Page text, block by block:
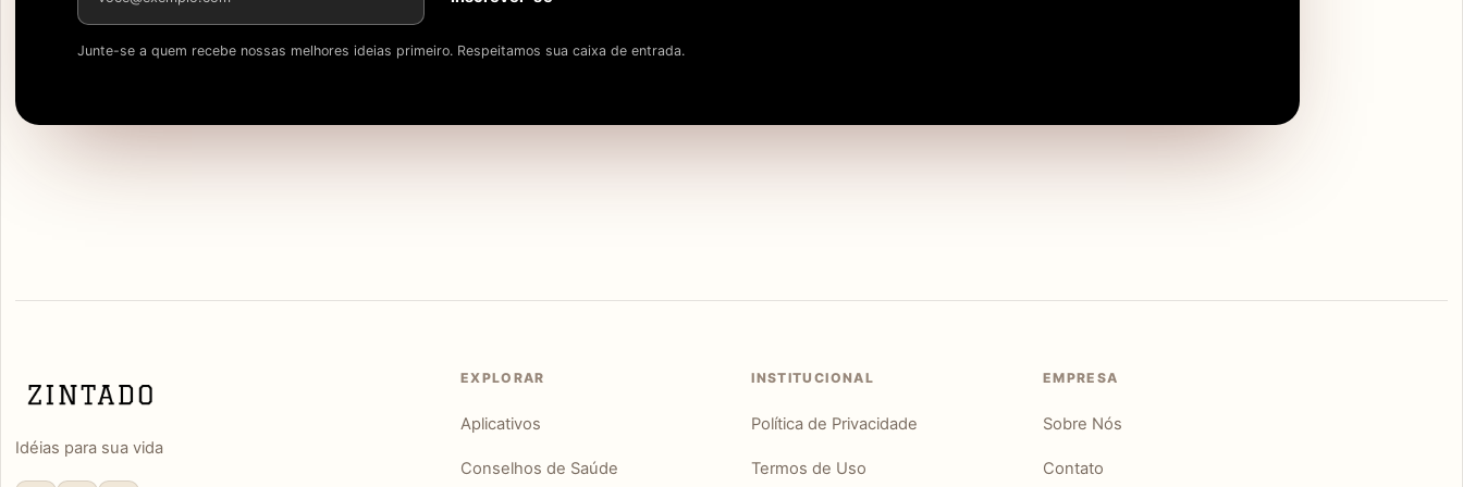
Junte-se a quem recebe nossas melhores ideias primeiro. Respeitamos sua caixa de entrada.
Idéias para sua vida
EXPLORAR
Aplicativos
Conselhos de Saúde
INSTITUCIONAL
Política de Privacidade
Termos de Uso
EMPRESA
Sobre Nós
Contato